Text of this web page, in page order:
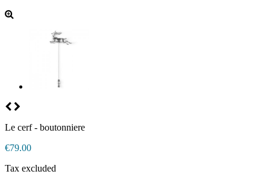
Le cerf - boutonniere
€79.00
Tax excluded